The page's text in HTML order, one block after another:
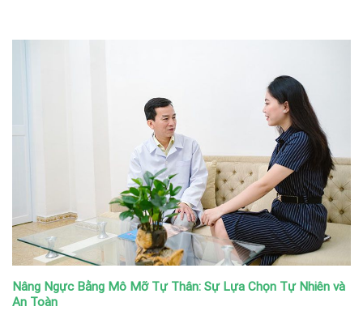
Nâng Ngực Bằng Mô Mỡ Tự Thân: Sự Lựa Chọn Tự Nhiên và
An Toàn